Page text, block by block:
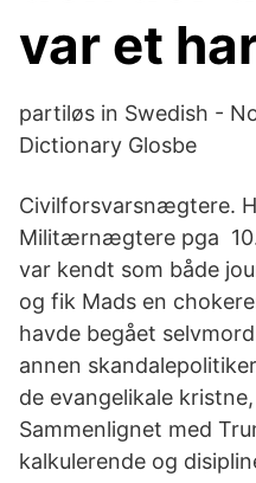
var et
partiløs in Swedish -
Dictionary Glosbe
Civilforsvarsnægtere.
Militærnægtere pga
var kendt som både
og fik Mads en
havde begået
annen
de evangelikale
Sammenlignet med
kalkulerende og